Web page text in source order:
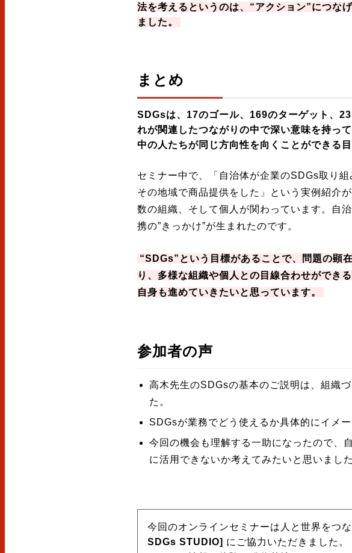
法を考えるというのは、“アクション”につな
ました。
まとめ
SDGsは、17のゴール、169のターゲット、
れが関連したつながりの中で深い意味を持っ
中の人たちが同じ方向性を向くことができる目
セミナー中で、「自治体が企業のSDGs取り
その地域で商品提供をした」という実例紹介
数の組織、そして個人が関わっています。自
携の”きっかけ”が生まれたのです。
“SDGs”という目標があることで、問題の顕
り、多様な組織や個人との目線合わせができ
自身も進めていきたいと思っています。
参加者の声
高木先生のSDGsの基本のご説明は、組織
た。
SDGsが業務でどう使えるか具体的にイメー
今回の機会も理解する一助になったので、
に活用できないか考えてみたいと思いました
今回のオンラインセミナーは人と世界をつ
SDGs STUDIO] にご協力いただきました